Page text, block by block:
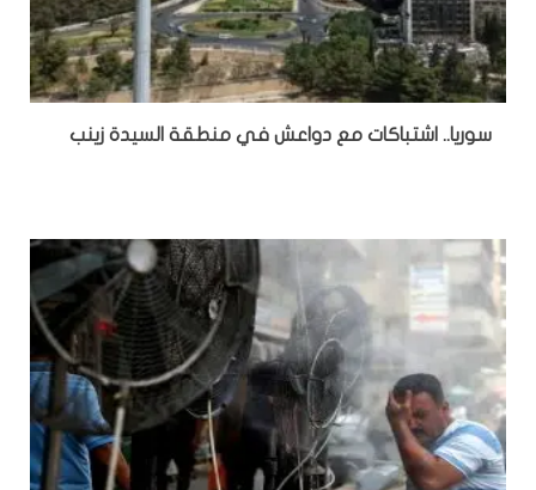
سوريا.. اشتباكات مع دواعش في منطقة السيدة زينب